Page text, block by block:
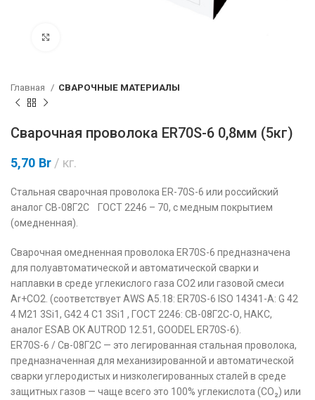
Главная СВАРОЧНЫЕ МАТЕРИАЛЫ
Сварочная проволока ER70S-6 0,8мм (5кг)
5,70 Br кг.
Стальная сварочная проволока ER-70S-6 или российский
аналог СВ-08Г2С ГОСТ 2246 – 70, с медным покрытием
(омедненная).
Сварочная омедненная проволока ER70S-6 предназначена
для полуавтоматической и автоматической сварки и
наплавки в среде углекислого газа CO2 или газовой смеси
Ar+CO2. (соответствует AWS A5.18: ER70S-6 ISO 14341-A: G 42
4 М21 3Si1, G42 4 C1 3Si1 , ГОСТ 2246: СВ-08Г2С-О, НАКС,
аналог ESAB OK AUTROD 12.51, GOODEL ER70S-6).
ER70S-6 / Св-08Г2С — это легированная стальная проволока,
предназначенная для механизированной и автоматической
сварки углеродистых и низколегированных сталей в среде
защитных газов — чаще всего это 100% углекислота (CO₂) или